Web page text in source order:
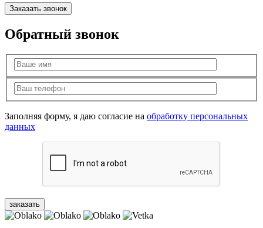
Заказать звонок
Обратный звонок
Заполняя форму, я даю согласие на обработку персональных
данных